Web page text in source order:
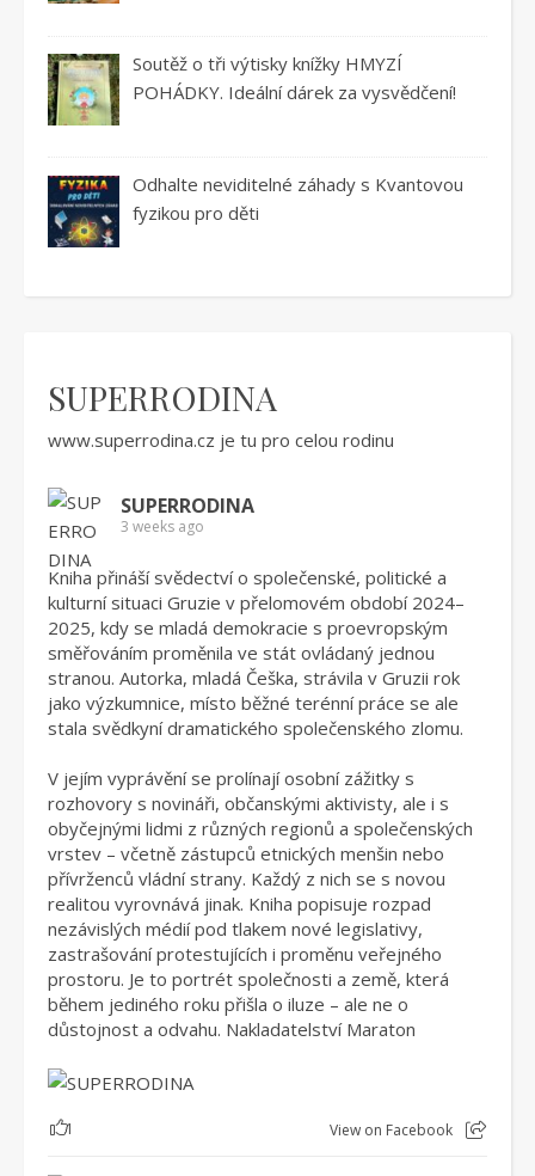
Soutěž o tři výtisky knížky HMYZÍ
POHÁDKY. Ideální dárek za vysvědčení!
Odhalte neviditelné záhady s Kvantovou
fyzikou pro děti
SUPERRODINA
www.superrodina.cz je tu pro celou rodinu
SUPERRODINA
3 weeks ago
Kniha přináší svědectví o společenské, politické a
kulturní situaci Gruzie v přelomovém období 2024–
2025, kdy se mladá demokracie s proevropským
směřováním proměnila ve stát ovládaný jednou
stranou. Autorka, mladá Češka, strávila v Gruzii rok
jako výzkumnice, místo běžné terénní práce se ale
stala svědkyní dramatického společenského zlomu.
V jejím vyprávění se prolínají osobní zážitky s
rozhovory s novináři, občanskými aktivisty, ale i s
obyčejnými lidmi z různých regionů a společenských
vrstev – včetně zástupců etnických menšin nebo
přívrženců vládní strany. Každý z nich se s novou
realitou vyrovnává jinak. Kniha popisuje rozpad
nezávislých médií pod tlakem nové legislativy,
zastrašování protestujících i proměnu veřejného
prostoru. Je to portrét společnosti a země, která
během jediného roku přišla o iluze – ale ne o
důstojnost a odvahu. Nakladatelství Maraton
1 View on Facebook